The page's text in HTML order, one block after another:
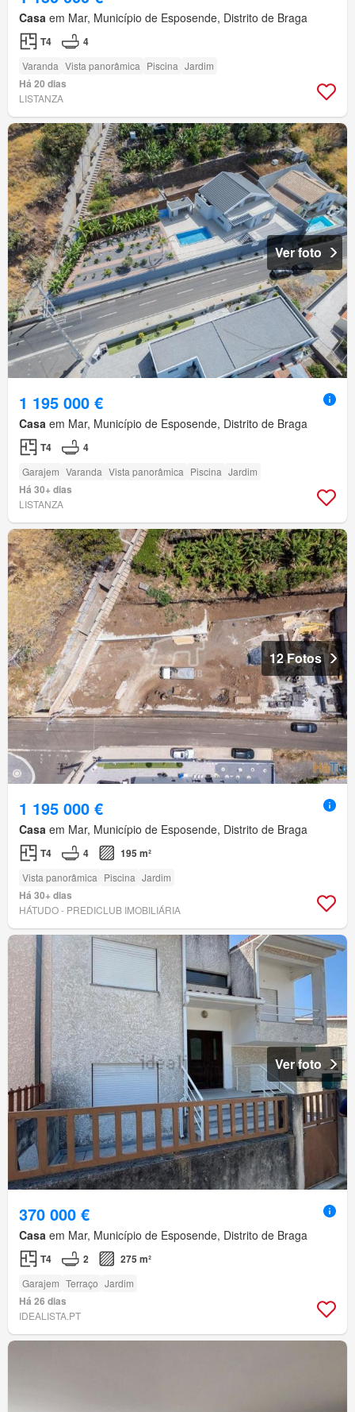
Casa em Mar, Município de Esposende, Distrito de Braga
T4 4
Varanda Vista panorâmica Piscina Jardim
Há 20 dias
LISTANZA
Ver foto
1 195 000 €
Casa em Mar, Município de Esposende, Distrito de Braga
T4 4
Garajem Varanda Vista panorâmica Piscina Jardim
Há 30+ dias
LISTANZA
12 Fotos
1 195 000 €
Casa em Mar, Município de Esposende, Distrito de Braga
T4 4 195 m²
Vista panorâmica Piscina Jardim
Há 30+ dias
HÁTUDO - PREDICLUB IMOBILIÁRIA
Ver foto
370 000 €
Casa em Mar, Município de Esposende, Distrito de Braga
T4 2 275 m²
Garajem Terraço Jardim
Há 26 dias
IDEALISTA.PT